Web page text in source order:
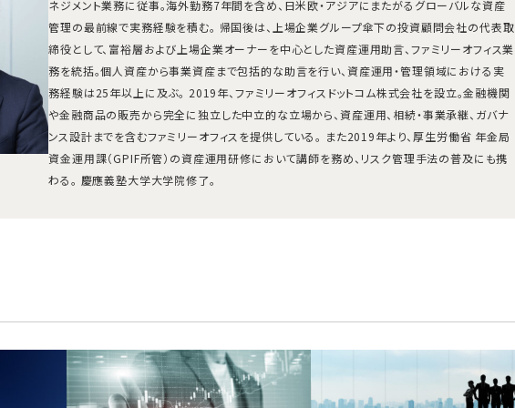
ネジメント業務に従事。海外勤務7年間を含め、日米欧・アジアにまたがるグローバルな資産
管理の最前線で実務経験を積む。 帰国後は、上場企業グループ傘下の投資顧問会社の代表取
締役として、富裕層および上場企業オーナーを中心とした資産運用助言、ファミリーオフィス業
務を統括。個人資産から事業資産まで包括的な助言を行い、資産運用・管理領域における実
務経験は25年以上に及ぶ。 2019年、ファミリーオフィスドットコム株式会社を設立。金融機関
や金融商品の販売から完全に独立した中立的な立場から、資産運用、相続・事業承継、ガバナ
ンス設計までを含むファミリーオフィスを提供している。 また2019年より、厚生労働省 年金局
資金運用課（GPIF所管）の資産運用研修において講師を務め、リスク管理手法の普及にも携
わる。 慶應義塾大学大学院修了。